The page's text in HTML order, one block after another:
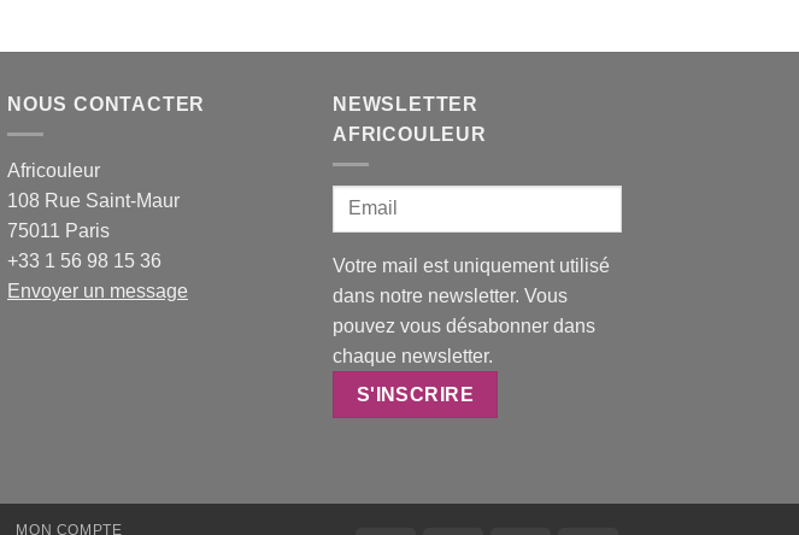
NOUS CONTACTER
Africouleur
108 Rue Saint-Maur
75011 Paris
+33 1 56 98 15 36
Envoyer un message
NEWSLETTER
AFRICOULEUR
Votre mail est uniquement utilisé
dans notre newsletter. Vous
pouvez vous désabonner dans
chaque newsletter.
MON COMPTE